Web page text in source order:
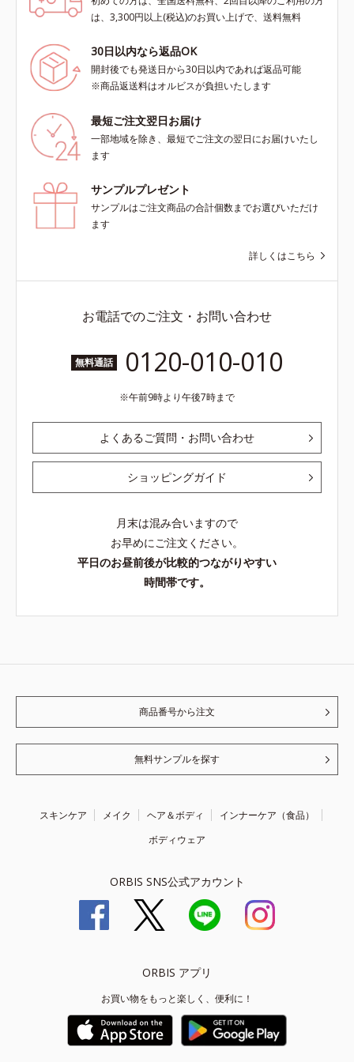
は、3,300円以上(税込)のお買い上げで、送料無料
30日以内なら返品OK
開封後でも発送日から30日以内であれば返品可能
※商品返送料はオルビスが負担いたします
最短ご注文翌日お届け
一部地域を除き、最短でご注文の翌日にお届けいたし
ます
サンプルプレゼント
サンプルはご注文商品の合計個数までお選びいただけ
ます
詳しくはこちら
お電話でのご注文・お問い合わせ
無料通話 0120-010-010
午前9時より午後7時まで
よくあるご質問・お問い合わせ
ショッピングガイド
月末は混み合いますので
お早めにご注文ください。
平日のお昼前後が比較的つながりやすい
時間帯です。
商品番号から注文
無料サンプルを探す
スキンケア メイク ヘア＆ボディ
インナーケア（食品）
ボディウェア
ORBIS SNS公式アカウント
ORBIS アプリ
お買い物をもっと楽しく、便利に！